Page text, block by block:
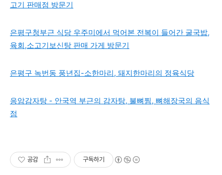
고기 판매점 방문기
은평구청부근 식당 우주미에서 먹어본 전복이 들어간 굴국밥,
육회,소고기보신탕 판매 가게 방문기
은평구 녹번동 풍년집-소한마리, 돼지한마리의 정육식당
응암감자탕 - 안국역 부근의 감자탕, 불뼈찜, 뼈해장국의 음식
점
공감 구독하기